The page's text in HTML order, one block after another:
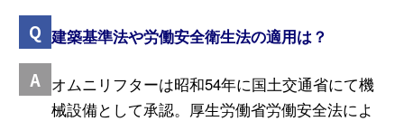
建築基準法や労働安全衛生法の適用は？
オムニリフターは昭和54年に国土交通省にて機
械設備として承認。厚生労働省労働安全法によ